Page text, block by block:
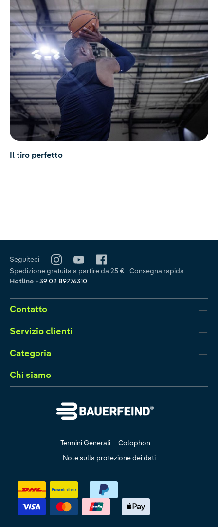
Il tiro perfetto
Seguiteci
Spedizione gratuita a partire da 25 € | Consegna rapida
Hotline +39 02 89776310
Contatto
Servizio clienti
Categoria
Chi siamo
Termini Generali
Colophon
Note sulla protezione dei dati